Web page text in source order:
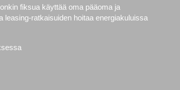
fiksua käyttää oma pääoma ja
ratkaisuiden hoitaa energiakuluissa